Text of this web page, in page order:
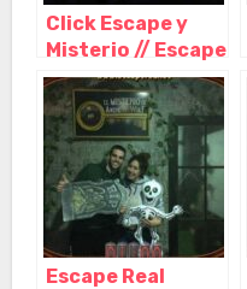
Click Escape y
Misterio // Escape
Room Gijón, Gijón
– Asturias
Escape Real